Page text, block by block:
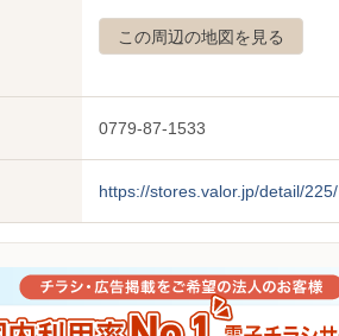
この周辺の地図を見る
0779-87-1533
https://stores.valor.jp/detail/225/